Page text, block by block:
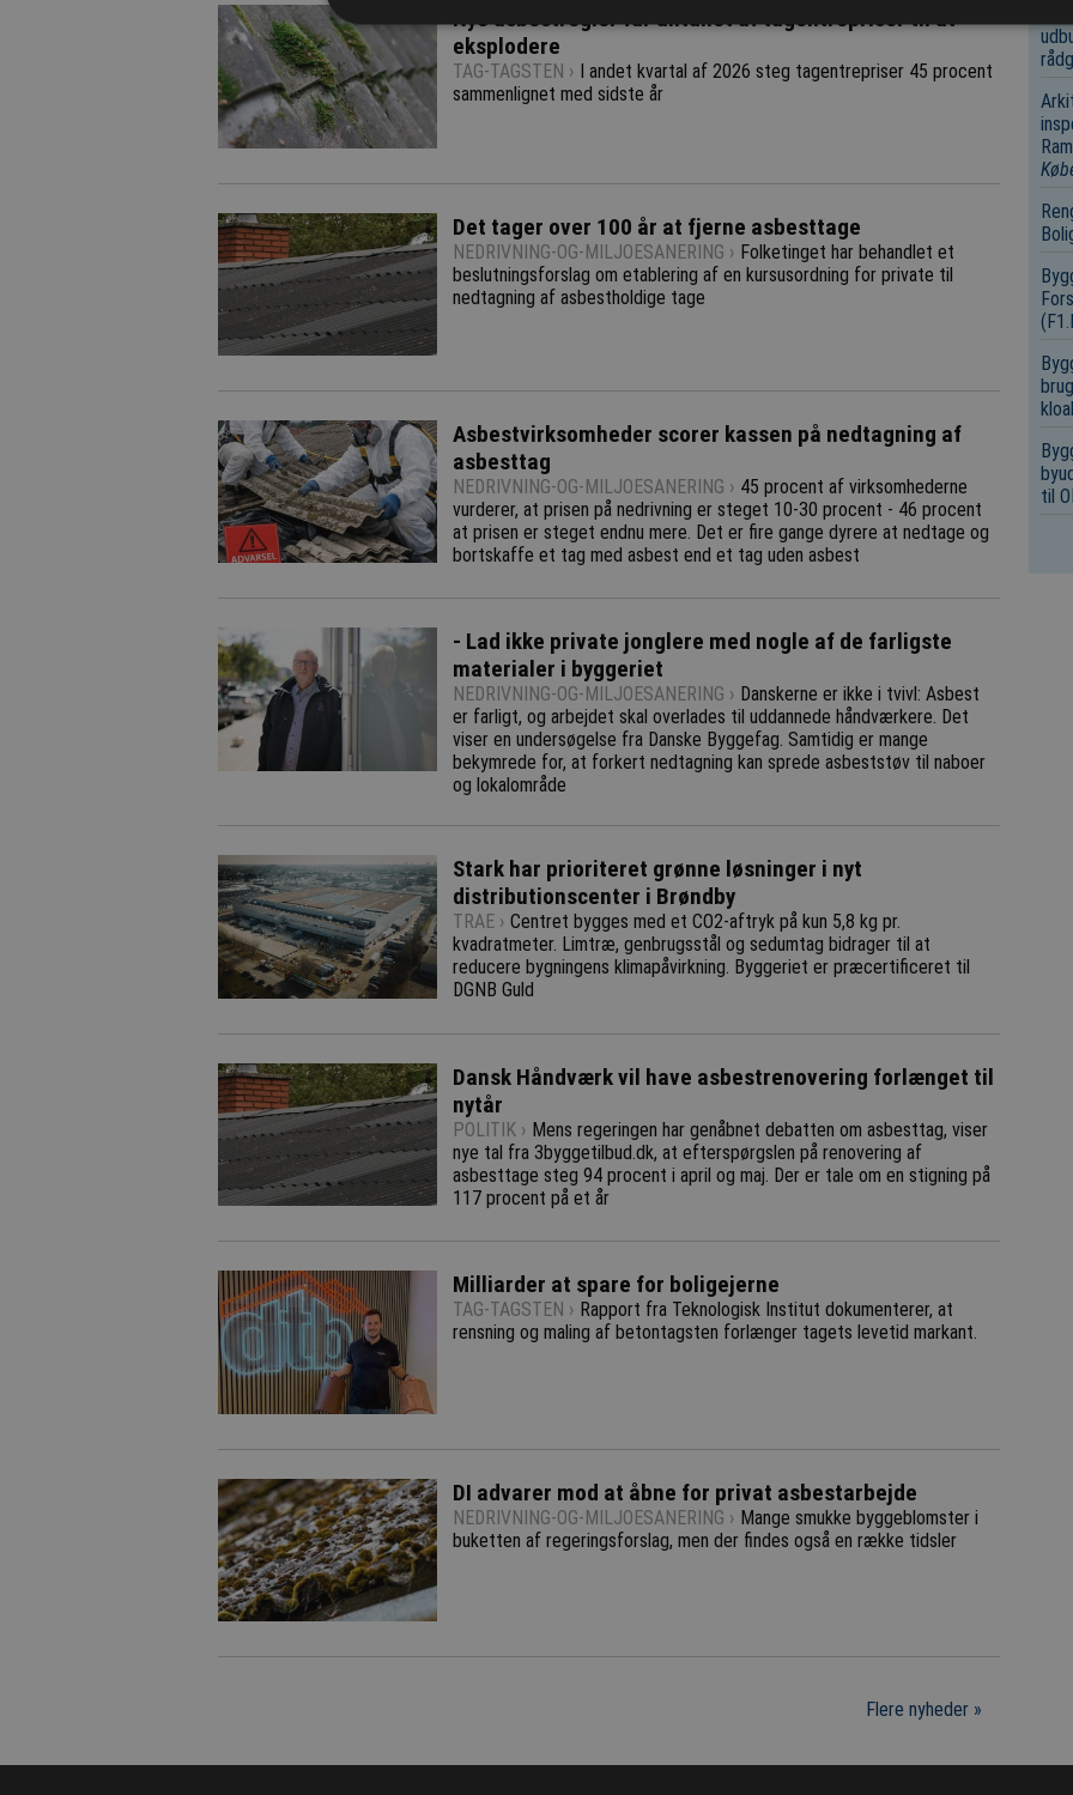
Nye asbestregler får antallet af tagentrepriser til at
eksplodere
TAG-TAGSTEN ›
I andet kvartal af 2026 steg tagentrepriser 45 procent
sammenlignet med sidste år
Det tager over 100 år at fjerne asbesttage
NEDRIVNING-OG-MILJOESANERING › Folketinget har behandlet et
beslutningsforslag om etablering af en kursusordning for private til
nedtagning af asbestholdige tage
Asbestvirksomheder scorer kassen på nedtagning af
asbesttag
NEDRIVNING-OG-MILJOESANERING › 45 procent af virksomhederne
vurderer, at prisen på nedrivning er steget 10-30 procent - 46 procent
at prisen er steget endnu mere. Det er fire gange dyrere at nedtage og
bortskaffe et tag med asbest end et tag uden asbest
- Lad ikke private jonglere med nogle af de farligste
materialer i byggeriet
NEDRIVNING-OG-MILJOESANERING › Danskerne er ikke i tvivl: Asbest
er farligt, og arbejdet skal overlades til uddannede håndværkere. Det
viser en undersøgelse fra Danske Byggefag. Samtidig er mange
bekymrede for, at forkert nedtagning kan sprede asbeststøv til naboer
og lokalområde
Stark har prioriteret grønne løsninger i nyt
distributionscenter i Brøndby
TRAE › Centret bygges med et CO2-aftryk på kun 5,8 kg pr.
kvadratmeter. Limtræ, genbrugsstål og sedumtag bidrager til at
reducere bygningens klimapåvirkning. Byggeriet er præcertificeret til
DGNB Guld
Dansk Håndværk vil have asbestrenovering forlænget til
nytår
POLITIK › Mens regeringen har genåbnet debatten om asbesttag, viser
nye tal fra 3byggetilbud.dk, at efterspørgslen på renovering af
asbesttage steg 94 procent i april og maj. Der er tale om en stigning på
117 procent på et år
Milliarder at spare for boligejerne
TAG-TAGSTEN › Rapport fra Teknologisk Institut dokumenterer, at
rensning og maling af betontagsten forlænger tagets levetid markant.
DI advarer mod at åbne for privat asbestarbejde
NEDRIVNING-OG-MILJOESANERING › Mange smukke byggeblomster i
buketten af regeringsforslag, men der findes også en række tidsler
Flere nyheder »
til